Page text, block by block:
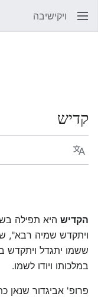
ויקישיבה
קדיש
שפה
הקדיש היא תפילה
ויתקדש שמיה רבא",
ששמו יתגדל ויתקדש
במלכותו ויודו לשמו.
פרופ' אביגדור